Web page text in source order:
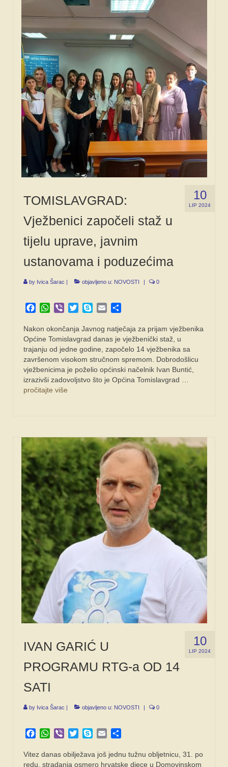
10
LIP 2024
TOMISLAVGRAD:
Vježbenici započeli staž u
tijelu uprave, javnim
ustanovama i poduzećima
by Ivica Šarac objavljeno u: NOVOSTI 0
Facebook
WhatsApp
Viber TwitterSkypeEmail
Nakon okončanja Javnog natječaja za prijam vježbenika
Općine Tomislavgrad danas je vježbenički staž, u
trajanju od jedne godine, započelo 14 vježbenika sa
završenom visokom stručnom spremom. Dobrodošlicu
vježbenicima je poželio općinski načelnik Ivan Buntić,
izrazivši zadovoljstvo što je Općina Tomislavgrad …
pročitajte više
10
LIP 2024
IVAN GARIĆ U
PROGRAMU RTG-a OD 14
SATI
by Ivica Šarac objavljeno u: NOVOSTI 0
Facebook
WhatsApp
Viber TwitterSkypeEmail
Vitez danas obilježava još jednu tužnu obljetnicu, 31. po
redu, stradanja osmero hrvatske djece u Domovinskom